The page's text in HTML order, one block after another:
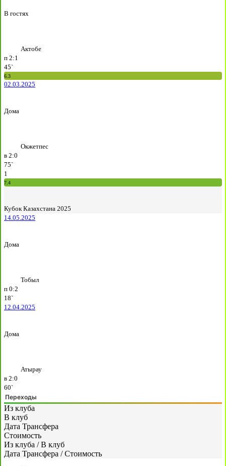
В гостях
Актобе
п 2:1
45`
6.3
02.03.2025
Дома
Окжетпес
в 2:0
75`
1
7.4
Кубок Казахстана 2025
14.05.2025
Дома
Тобыл
п 0:2
18`
12.04.2025
Дома
Атырау
в 2:0
60`
Переходы
Из клуба
В клуб
Дата Трансфера
Стоимость
Из клуба / В клуб
Дата Трансфера / Стоимость